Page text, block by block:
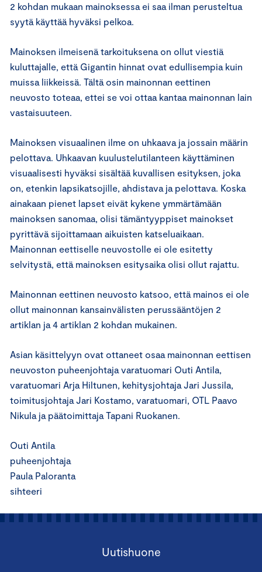
2 kohdan mukaan mainoksessa ei saa ilman perusteltua
syytä käyttää hyväksi pelkoa.
Mainoksen ilmeisenä tarkoituksena on ollut viestiä
kuluttajalle, että Gigantin hinnat ovat edullisempia kuin
muissa liikkeissä. Tältä osin mainonnan eettinen
neuvosto toteaa, ettei se voi ottaa kantaa mainonnan lain
vastaisuuteen.
Mainoksen visuaalinen ilme on uhkaava ja jossain määrin
pelottava. Uhkaavan kuulustelutilanteen käyttäminen
visuaalisesti hyväksi sisältää kuvallisen esityksen, joka
on, etenkin lapsikatsojille, ahdistava ja pelottava. Koska
ainakaan pienet lapset eivät kykene ymmärtämään
mainoksen sanomaa, olisi tämäntyyppiset mainokset
pyrittävä sijoittamaan aikuisten katseluaikaan.
Mainonnan eettiselle neuvostolle ei ole esitetty
selvitystä, että mainoksen esitysaika olisi ollut rajattu.
Mainonnan eettinen neuvosto katsoo, että mainos ei ole
ollut mainonnan kansainvälisten perussääntöjen 2
artiklan ja 4 artiklan 2 kohdan mukainen.
Asian käsittelyyn ovat ottaneet osaa mainonnan eettisen
neuvoston puheenjohtaja varatuomari Outi Antila,
varatuomari Arja Hiltunen, kehitysjohtaja Jari Jussila,
toimitusjohtaja Jari Kostamo, varatuomari, OTL Paavo
Nikula ja päätoimittaja Tapani Ruokanen.
Outi Antila
puheenjohtaja
Paula Paloranta
sihteeri
Uutishuone